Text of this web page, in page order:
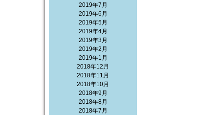
2019年7月
2019年6月
2019年5月
2019年4月
2019年3月
2019年2月
2019年1月
2018年12月
2018年11月
2018年10月
2018年9月
2018年8月
2018年7月